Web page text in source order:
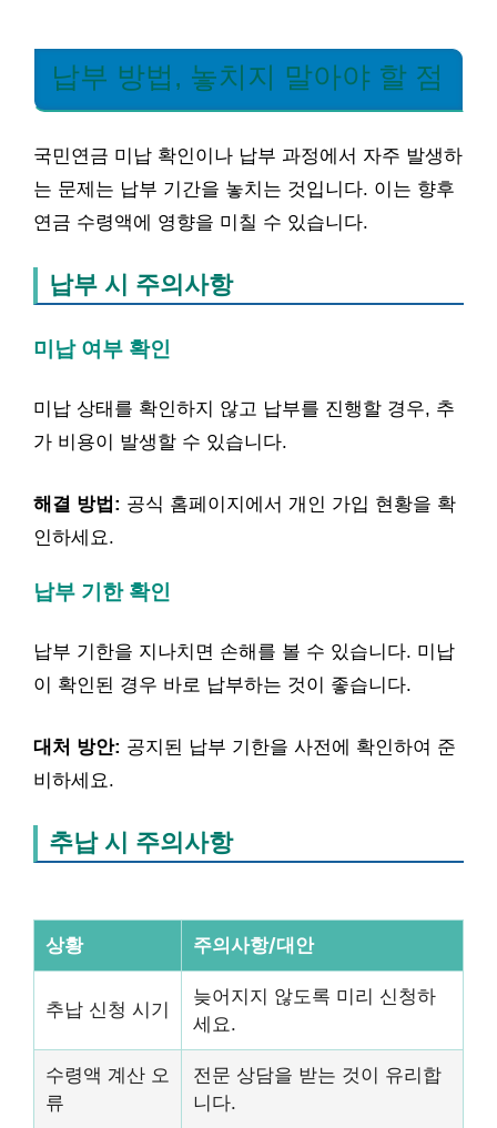
납부 방법, 놓치지 말아야 할 점
국민연금 미납 확인이나 납부 과정에서 자주 발생하
는 문제는 납부 기간을 놓치는 것입니다. 이는 향후
연금 수령액에 영향을 미칠 수 있습니다.
납부 시 주의사항
미납 여부 확인
미납 상태를 확인하지 않고 납부를 진행할 경우, 추
가 비용이 발생할 수 있습니다.
해결 방법: 공식 홈페이지에서 개인 가입 현황을 확
인하세요.
납부 기한 확인
납부 기한을 지나치면 손해를 볼 수 있습니다. 미납
이 확인된 경우 바로 납부하는 것이 좋습니다.
대처 방안: 공지된 납부 기한을 사전에 확인하여 준
비하세요.
추납 시 주의사항
상황 주의사항/대안
추납 신청 시기
늦어지지 않도록 미리 신청하
세요.
수령액 계산 오
류
전문 상담을 받는 것이 유리합
니다.